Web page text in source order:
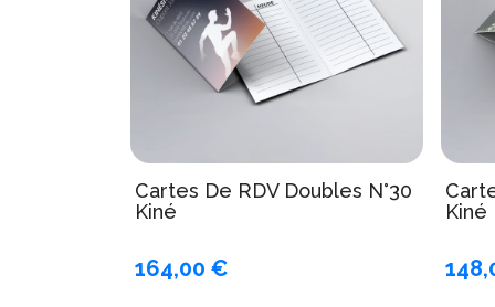
Cartes De RDV Doubles N°30
Kiné
164,00 €
Kiné